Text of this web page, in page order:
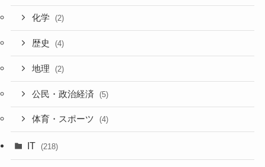
化学 (2)
歴史 (4)
地理 (2)
公民・政治経済 (5)
体育・スポーツ (4)
IT (218)